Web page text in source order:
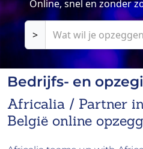
Online, snel en zonder
>
Bedrijfs- en
Africalia / Partner
België online